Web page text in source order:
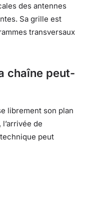
des antennes
Sa grille est
transversaux
chaîne peut-
librement son plan
de
peut